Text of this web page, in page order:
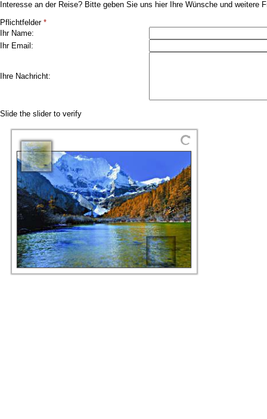
Interesse an der Reise? Bitte geben Sie uns hier Ihre Wünsche und weitere
Pflichtfelder *
Ihr Name:
Ihr Email:
Ihre Nachricht:
Slide the slider to verify